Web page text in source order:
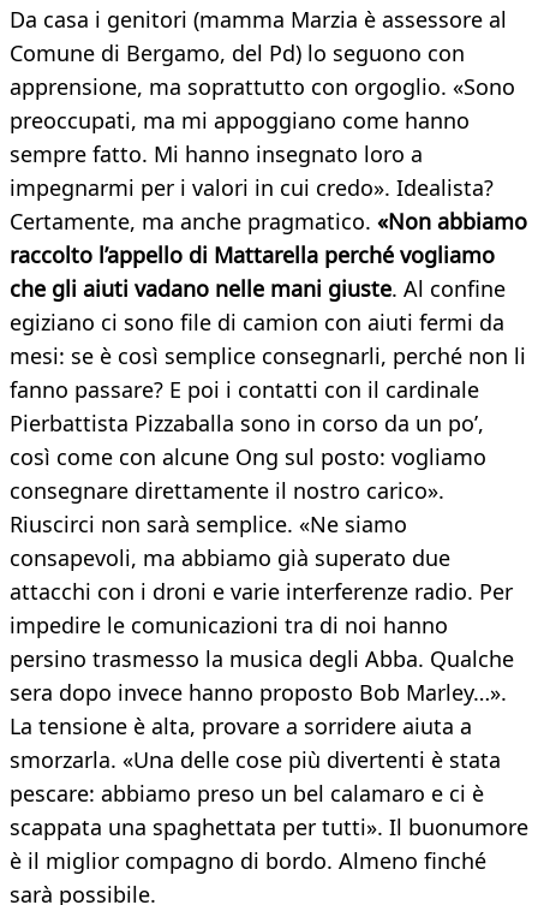
Da casa i genitori (mamma Marzia è assessore al
Comune di Bergamo, del Pd) lo seguono con
apprensione, ma soprattutto con orgoglio. «Sono
preoccupati, ma mi appoggiano come hanno
sempre fatto. Mi hanno insegnato loro a
impegnarmi per i valori in cui credo». Idealista?
Certamente, ma anche pragmatico. «Non abbiamo
raccolto l’appello di Mattarella perché vogliamo
che gli aiuti vadano nelle mani giuste. Al confine
egiziano ci sono file di camion con aiuti fermi da
mesi: se è così semplice consegnarli, perché non li
fanno passare? E poi i contatti con il cardinale
Pierbattista Pizzaballa sono in corso da un po’,
così come con alcune Ong sul posto: vogliamo
consegnare direttamente il nostro carico».
Riuscirci non sarà semplice. «Ne siamo
consapevoli, ma abbiamo già superato due
attacchi con i droni e varie interferenze radio. Per
impedire le comunicazioni tra di noi hanno
persino trasmesso la musica degli Abba. Qualche
sera dopo invece hanno proposto Bob Marley…».
La tensione è alta, provare a sorridere aiuta a
smorzarla. «Una delle cose più divertenti è stata
pescare: abbiamo preso un bel calamaro e ci è
scappata una spaghettata per tutti». Il buonumore
è il miglior compagno di bordo. Almeno finché
sarà possibile.